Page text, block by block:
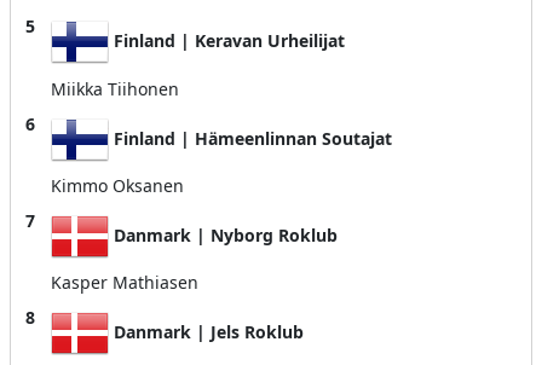
5
Finland | Keravan Urheilijat
Miikka Tiihonen
6
Finland | Hämeenlinnan Soutajat
Kimmo Oksanen
7
Danmark | Nyborg Roklub
Kasper Mathiasen
8
Danmark | Jels Roklub